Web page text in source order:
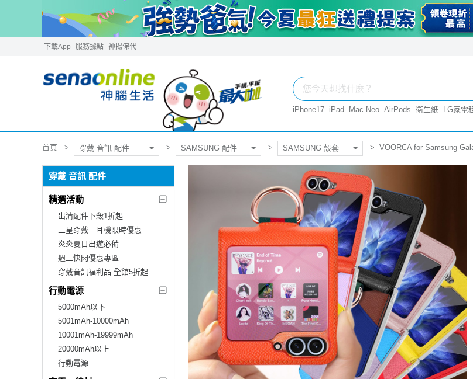
下載App 服務據點 神揚保代
iPhone17 iPad Mac Neo AirPods 衛生紙 LG家電
首頁 穿戴 音訊 配件 SAMSUNG 配件 SAMSUNG 殼套 VOORCA for Samsung
穿戴 音訊 配件
精選活動
出清配件下殺1折起
三星穿戴｜耳機限時優惠
炎炎夏日出遊必備
週三快閃優惠專區
穿戴音訊福利品 全館5折起
行動電源
5000mAh以下
5001mAh-10000mAh
10001mAh-19999mAh
20000mAh以上
行動電源